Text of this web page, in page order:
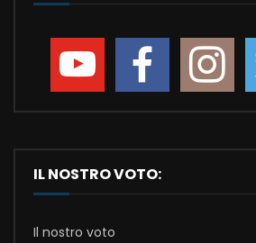
IL NOSTRO VOTO:
Il nostro voto